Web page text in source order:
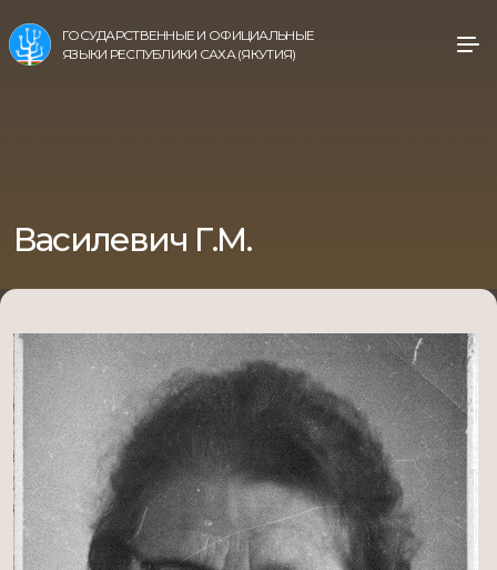
ГОСУДАРСТВЕННЫЕ И ОФИЦИАЛЬНЫЕ
ЯЗЫКИ РЕСПУБЛИКИ САХА (ЯКУТИЯ)
Василевич Г.М.